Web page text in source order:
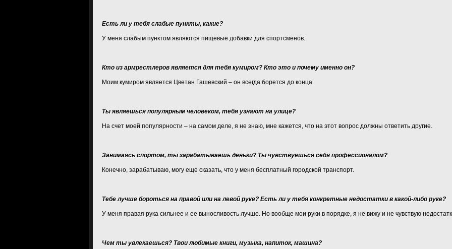
Есть ли у тебя слабые пункты, какие?
У меня слабым пунктом являются пищевые добавки для спортсменов.
Кто из армрестлеров является для тебя кумиром? Кто это и почему именно он?
Моим кумиром является Цветан Гашевский – он всегда борется до конца.
Ты являешься популярным человеком, тебя узнают на улице?
На счет моей популярности – на самом деле, я не знаю, мне кажется, что на этот вопрос должны ответить другие.
Занимаясь спортом, ты зарабатываешь деньги? Ты чувствуешься себя профессионалом?
Конечно, зарабатываю, могу еще сказать, что у меня бесплатный городской транспорт.
Тебе лучше бороться на правой или на левой руке? Есть ли у тебя конкретные недостатки в какой-либо руке?
У меня правая рука сильнее и ее выносливость лучше. Но вообще мои руки в порядке, я не вижу и не чувствую
Чем ты увлекаешься? Твои любимые книги, музыка, напиток, машина?